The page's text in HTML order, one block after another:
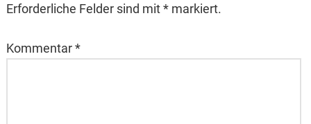
Erforderliche Felder sind mit * markiert.
Kommentar*